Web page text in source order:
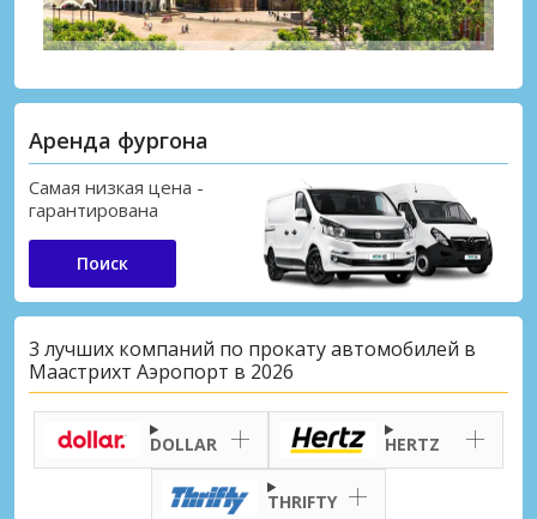
Аренда фургона
Самая низкая цена -
гарантирована
Поиск
3 лучших компаний по прокату автомобилей в
Маастрихт Аэропорт в 2026
DOLLAR HERTZ
THRIFTY